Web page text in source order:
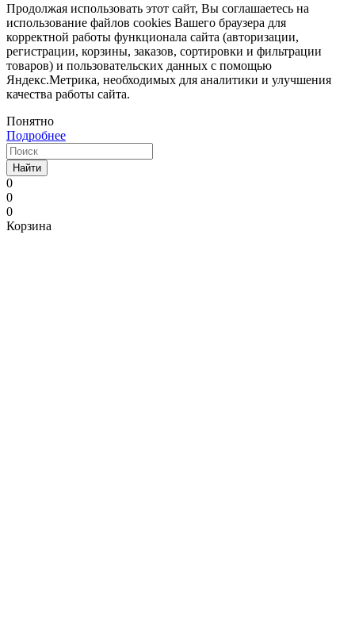
Продолжая использовать этот сайт, Вы соглашаетесь на
использование файлов cookies Вашего браузера для
корректной работы функционала сайта (авторизации,
регистрации, корзины, заказов, сортировки и фильтрации
товаров) и пользовательских данных с помощью
Яндекс.Метрика, необходимых для аналитики и улучшения
качества работы сайта.
Понятно
Подробнее
Найти
0
0
0
Корзина